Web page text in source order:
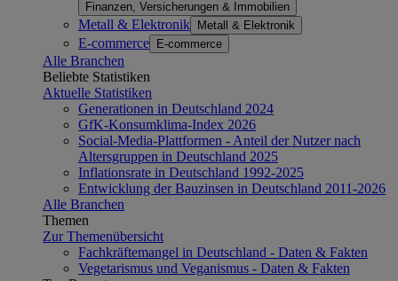
Finanzen, Versicherungen & Immobilien
Metall & Elektronik Metall & Elektronik
E-commerce E-commerce
Alle Branchen
Beliebte Statistiken
Aktuelle Statistiken
Generationen in Deutschland 2024
GfK-Konsumklima-Index 2026
Social-Media-Plattformen - Anteil der Nutzer nach
Altersgruppen in Deutschland 2025
Inflationsrate in Deutschland 1992-2025
Entwicklung der Bauzinsen in Deutschland 2011-2026
Alle Branchen
Themen
Zur Themenübersicht
Fachkräftemangel in Deutschland - Daten & Fakten
Vegetarismus und Veganismus - Daten & Fakten